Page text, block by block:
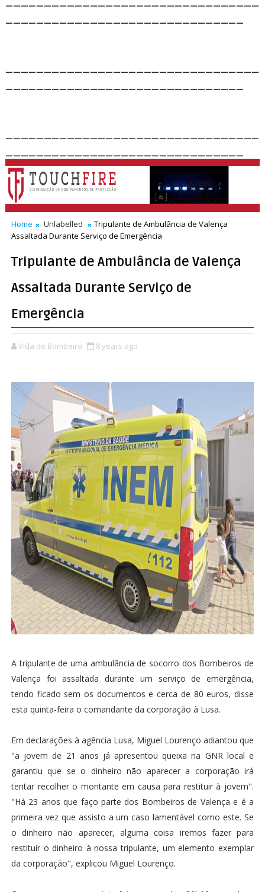
Home Unlabelled
Tripulante de Ambulância de Valença
Assaltada Durante Serviço de Emergência
Tripulante de Ambulância de Valença
Assaltada Durante Serviço de
Emergência
Vida de Bombeiro 8 years ago
A tripulante de uma ambulância de socorro dos Bombeiros de
Valença foi assaltada durante um serviço de emergência,
tendo ficado sem os documentos e cerca de 80 euros, disse
esta quinta-feira o comandante da corporação à Lusa.
Em declarações à agência Lusa, Miguel Lourenço adiantou que
"a jovem de 21 anos já apresentou queixa na GNR local e
garantiu que se o dinheiro não aparecer a corporação irá
tentar recolher o montante em causa para restituir à jovem".
"Há 23 anos que faço parte dos Bombeiros de Valença e é a
primeira vez que assisto a um caso lamentável como este. Se
o dinheiro não aparecer, alguma coisa iremos fazer para
restituir o dinheiro à nossa tripulante, um elemento exemplar
da corporação", explicou Miguel Lourenço.